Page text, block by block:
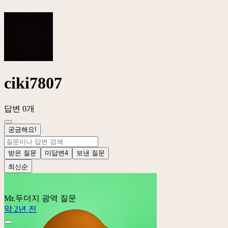
ciki7807
답변 0개
궁금해요!
받은 질문 미답변4
보낸 질문
최신순
Mr.두더지
광역 질문
약 2년 전